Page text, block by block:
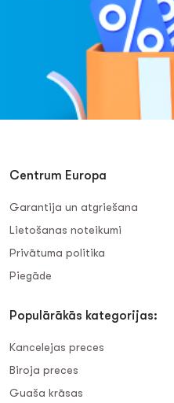
Centrum Europa
Garantija un atgriešana
Lietošanas noteikumi
Privātuma politika
Piegāde
Populārākās kategorijas:
Kancelejas preces
Biroja preces
Guaša krāsas